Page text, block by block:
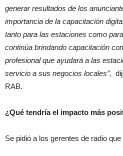
generar resultados de los
importancia de la capacitación
tanto para las estaciones como
continúa brindando capacitación
profesional que ayudará a las
servicio a sus negocios locales”,
RAB.
¿Qué tendría el impacto más
Se pidió a los gerentes de radio que